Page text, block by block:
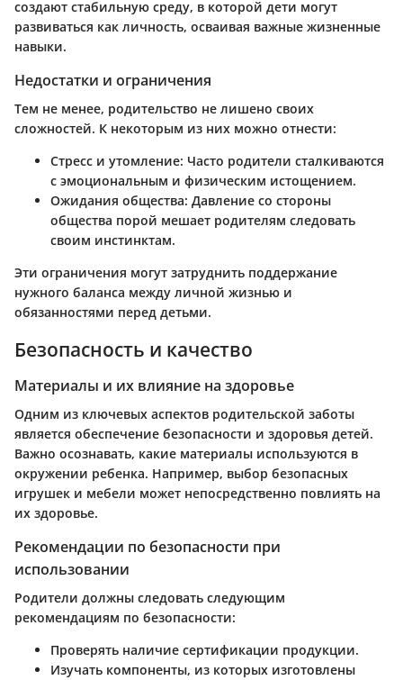
создают стабильную среду, в которой дети могут
развиваться как личность, осваивая важные жизненные
навыки.
Недостатки и ограничения
Тем не менее, родительство не лишено своих
сложностей. К некоторым из них можно отнести:
Стресс и утомление: Часто родители сталкиваются
с эмоциональным и физическим истощением.
Ожидания общества: Давление со стороны
общества порой мешает родителям следовать
своим инстинктам.
Эти ограничения могут затруднить поддержание
нужного баланса между личной жизнью и
обязанностями перед детьми.
Безопасность и качество
Материалы и их влияние на здоровье
Одним из ключевых аспектов родительской заботы
является обеспечение безопасности и здоровья детей.
Важно осознавать, какие материалы используются в
окружении ребенка. Например, выбор безопасных
игрушек и мебели может непосредственно повлиять на
их здоровье.
Рекомендации по безопасности при
использовании
Родители должны следовать следующим
рекомендациям по безопасности:
Проверять наличие сертификации продукции.
Изучать компоненты, из которых изготовлены